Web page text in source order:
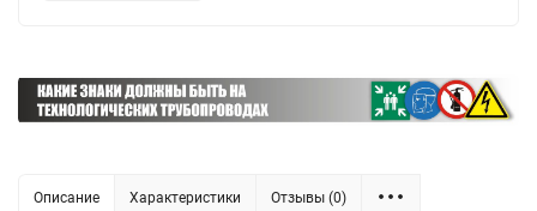
Описание Характеристики Отзывы (0)